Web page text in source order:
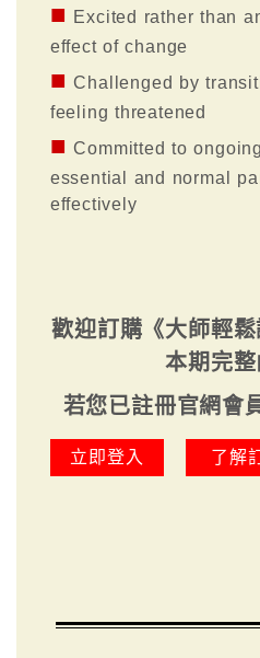
■ Excited rather than
effect of change
■ Challenged by
feeling threatened
■ Committed to
essential and normal
effectively
歡迎訂購《大師輕
本期完整
若您已註冊官網會
立即登入 了解